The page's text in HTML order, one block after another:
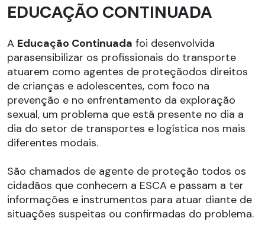
EDUCAÇÃO CONTINUADA
A Educação Continuada foi desenvolvida
parasensibilizar os profissionais do transporte
atuarem como agentes de proteçãodos direitos
de crianças e adolescentes, com foco na
prevenção e no enfrentamento da exploração
sexual, um problema que está presente no dia a
dia do setor de transportes e logística nos mais
diferentes modais.
São chamados de agente de proteção todos os
cidadãos que conhecem a ESCA e passam a ter
informações e instrumentos para atuar diante de
situações suspeitas ou confirmadas do problema.